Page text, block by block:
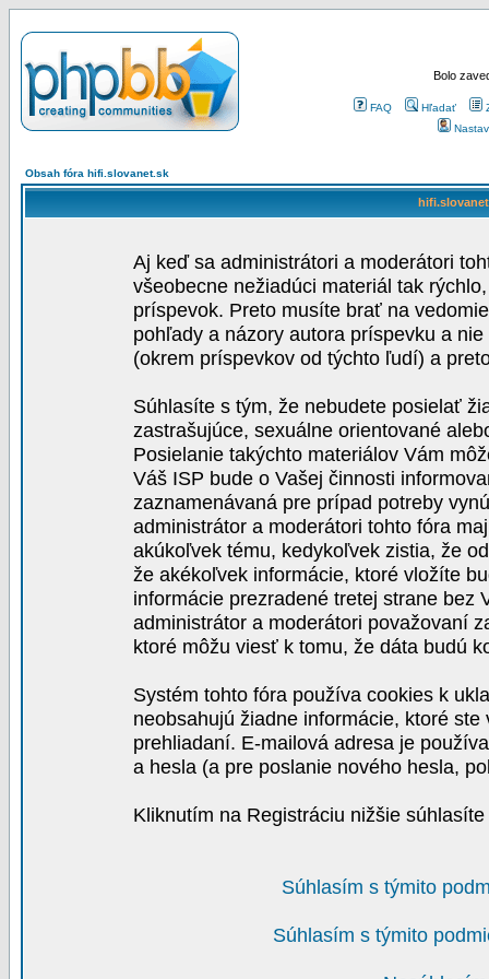
Bolo
FAQ Hľadať
Obsah fóra hifi.slovanet.sk
Aj keď sa administrátori a moderátori
všeobecne nežiadúci materiál tak
príspevok. Preto musíte brať na
pohľady a názory autora príspevku a
(okrem príspevkov od týchto ľudí) a
Súhlasíte s tým, že nebudete posielať
zastrašujúce, sexuálne orientované
Posielanie takýchto materiálov Vám
Váš ISP bude o Vašej činnosti
zaznamenávaná pre prípad potreby
administrátor a moderátori tohto fóra
akúkoľvek tému, kedykoľvek zistia, že
že akékoľvek informácie, ktoré vložíte
informácie prezradené tretej strane bez
administrátor a moderátori považovaní
ktoré môžu viesť k tomu, že dáta budú
Systém tohto fóra používa cookies k
neobsahujú žiadne informácie, ktoré
prehliadaní. E-mailová adresa je
a hesla (a pre poslanie nového hesla,
Kliknutím na Registráciu nižšie
Súhlasím s týmito
Súhlasím s týmito